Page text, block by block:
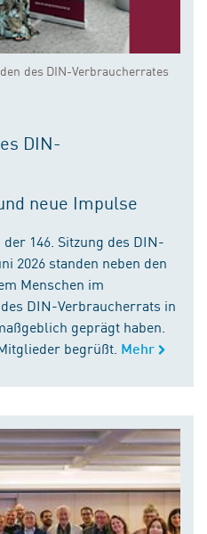
des DIN-Verbraucherrates
DIN-
neue Impulse
146. Sitzung des DIN-
2026 standen neben den
Menschen im
DIN-Verbraucherrats in
geprägt haben.
begrüßt. Mehr